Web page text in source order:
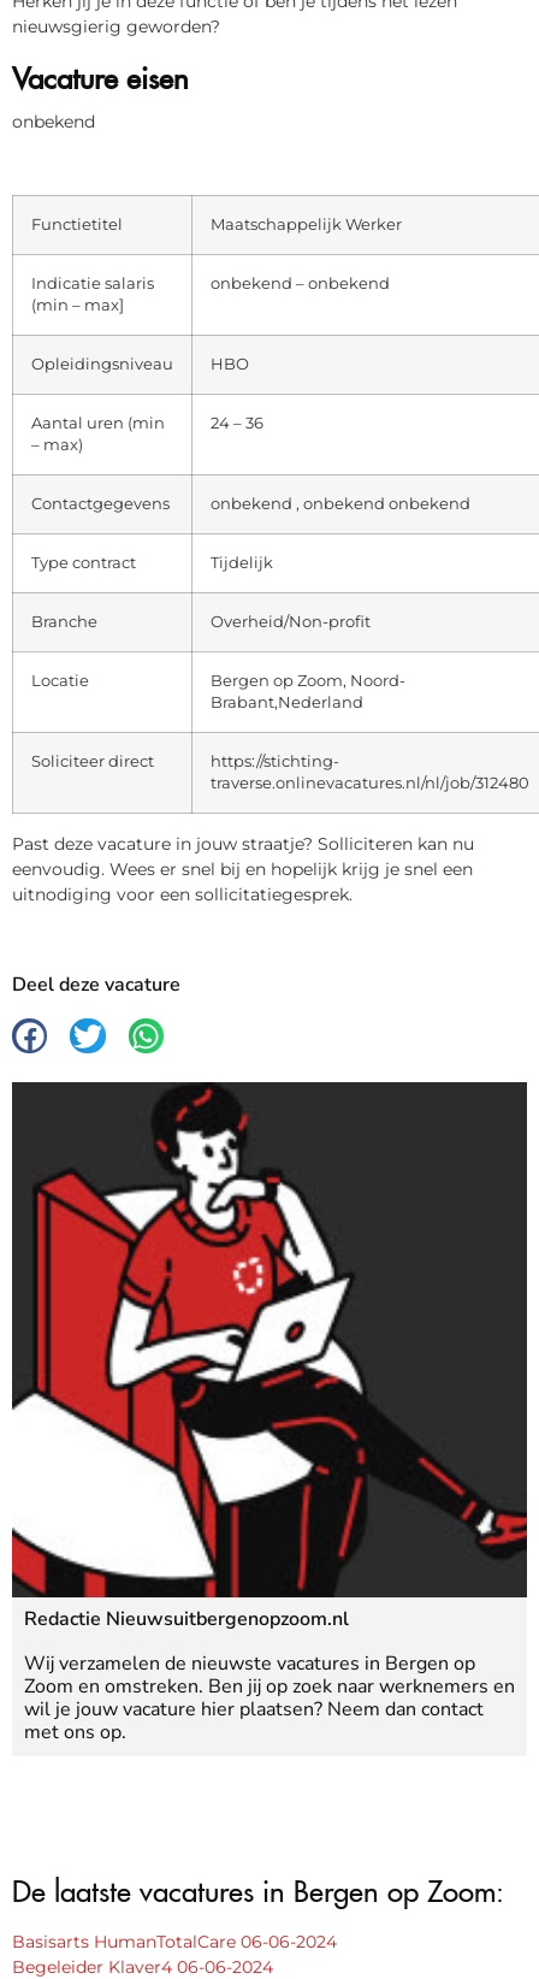
nieuwsgierig geworden?
Vacature eisen
onbekend
Functietitel Maatschappelijk Werker
Indicatie salaris
(min – max]
onbekend – onbekend
Opleidingsniveau HBO
Aantal uren (min
– max)
24 – 36
Contactgegevens onbekend , onbekend onbekend
Type contract Tijdelijk
Branche Overheid/Non-profit
Locatie
Bergen op Zoom, Noord-
Brabant,Nederland
Soliciteer direct
https://stichting-
traverse.onlinevacatures.nl/nl/job/312480
Past deze vacature in jouw straatje? Solliciteren kan nu
eenvoudig. Wees er snel bij en hopelijk krijg je snel een
uitnodiging voor een sollicitatiegesprek.
Deel deze vacature
Redactie Nieuwsuitbergenopzoom.nl
Wij verzamelen de nieuwste vacatures in Bergen op
Zoom en omstreken. Ben jij op zoek naar werknemers en
wil je jouw vacature hier plaatsen? Neem dan contact
met ons op.
De laatste vacatures in Bergen op Zoom:
Basisarts HumanTotalCare 06-06-2024
Begeleider Klaver4 06-06-2024